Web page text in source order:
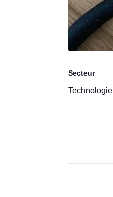
Secteur
Technologie